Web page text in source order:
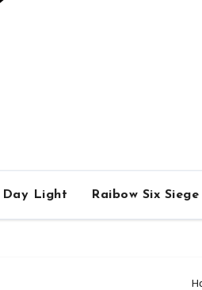
Day Light Raibow Six Siege